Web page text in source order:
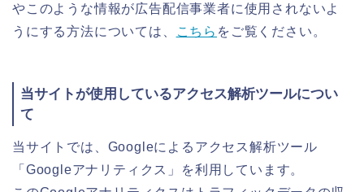
やこのような情報が広告配信事業者に使用されないよ
うにする方法については、
こちら をご覧ください。
当サイトが使用しているアクセス解析ツールについ
て
当サイトでは、Googleによるアクセス解析ツール
「Googleアナリティクス」を利用しています。